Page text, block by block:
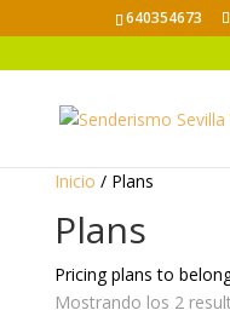
640354673
Inicio / Plans
Plans
Pricing plans to
Mostrando los 2